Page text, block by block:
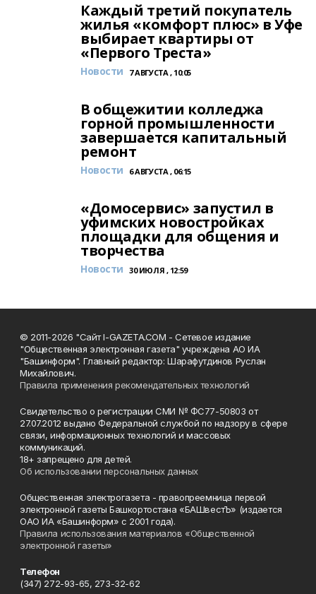
Каждый третий покупатель
жилья «комфорт плюс» в Уфе
выбирает квартиры от
«Первого Треста»
Новости 7 АВГУСТА , 10:05
В общежитии колледжа
горной промышленности
завершается капитальный
ремонт
Новости 6 АВГУСТА , 06:15
«Домосервис» запустил в
уфимских новостройках
площадки для общения и
творчества
Новости 30 ИЮЛЯ , 12:59
© 2011-2026 "Сайт I-GAZETA.COM - Сетевое издание
"Общественная электронная газета" учреждена АО ИА
"Башинформ". Главный редактор: Шарафутдинов Руслан
Михайлович.
Правила применения рекомендательных технологий
Свидетельство о регистрации СМИ № ФС77-50803 от
27.07.2012 выдано Федеральной службой по надзору в сфере
связи, информационных технологий и массовых
коммуникаций.
18+ запрещено для детей.
Об использовании персональных данных
Общественная электрогазета - правопреемница первой
электронной газеты Башкортостана «БАШвестЪ» (издается
ОАО ИА «Башинформ» с 2001 года).
Правила использования материалов «Общественной
электронной газеты»
Телефон
(347) 272-93-65, 273-32-62